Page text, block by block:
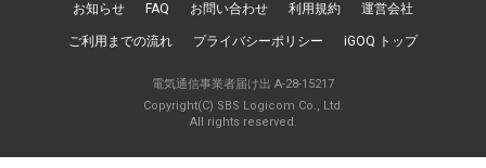
お知らせ FAQ お問い合わせ 利用規約 運営会社
ご利用までの流れ プライバシーポリシー iGOQ トップ
電気通信事業者届け出 A-28-15217
Copyright(C) SBS Logicom Co., Ltd.
All rights reserved.